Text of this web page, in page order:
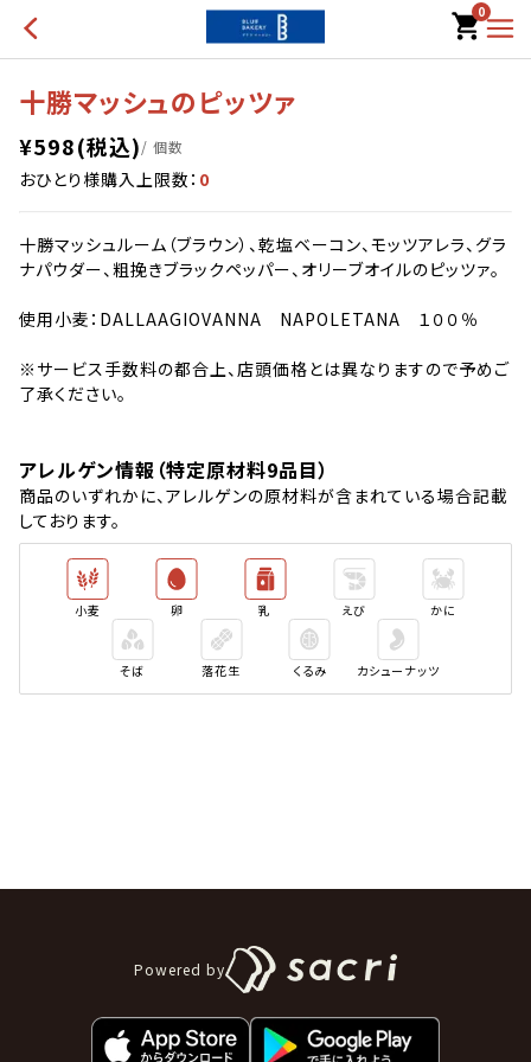
0
十勝マッシュのピッツァ
¥598(税込)/ 個数
おひとり様購入上限数： 0
十勝マッシュルーム（ブラウン）、乾塩ベーコン、モッツアレラ、グラ
ナパウダー、粗挽きブラックペッパー、オリーブオイルのピッツァ。
使用小麦：DALLAAGIOVANNA NAPOLETANA １００％
※サービス手数料の都合上、店頭価格とは異なりますので予めご
了承ください。
アレルゲン情報（特定原材料9品目）
商品のいずれかに、アレルゲンの原材料が含まれている場合記載
しております。
小麦 卵 乳 えび かに
そば 落花生 くるみ カシューナッツ
Powered by